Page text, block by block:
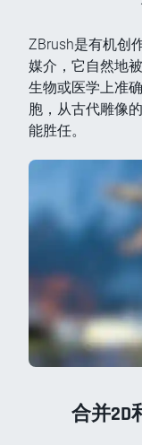
ZBrush是有机创
媒介，它自然地
生物或医学上准
胞，从古代雕像
能胜任。
合并2D